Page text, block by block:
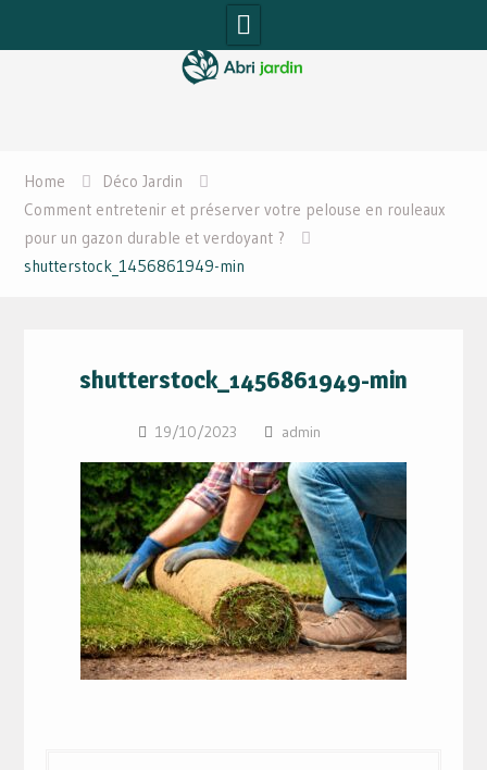
to
Home
Déco Jardin
Comment entretenir et préserver votre pelouse en rouleaux
pour un gazon durable et verdoyant ?
shutterstock_1456861949-min
shutterstock_1456861949-min
19/10/2023 admin